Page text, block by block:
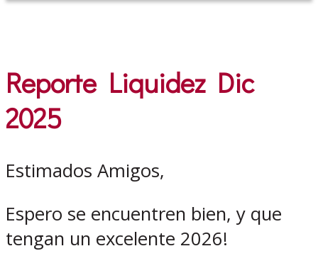
Reporte Liquidez Dic
2025
Estimados Amigos,
Espero se encuentren bien, y que
tengan un excelente 2026!